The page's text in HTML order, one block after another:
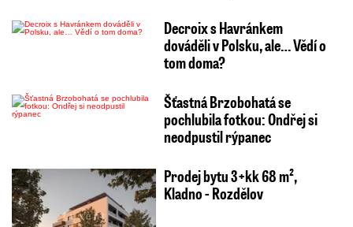
Decroix s Havránkem
dováděli v Polsku, ale… Vědí o
tom doma?
Šťastná Brzobohatá se
pochlubila fotkou: Ondřej si
neodpustil rýpanec
Prodej bytu 3+kk 68 m²,
Kladno - Rozdělov